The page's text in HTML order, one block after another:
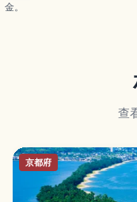
金。
查
京都府